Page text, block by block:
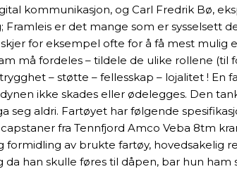
kommunikasjon, og Carl Fredrik Bø,
er det mange som er sysselsett
for eksempel ofte for å få mest
må fordeles – tildele de ulike rollene (til
– støtte – fellesskap – lojalitet ! En
ikke skades eller ødelegges. Den
aldri. Fartøyet har følgende
fra Tennfjord Amco Veba 8tm
formidling av brukte fartøy,
han skulle føres til dåpen, bar hun ham